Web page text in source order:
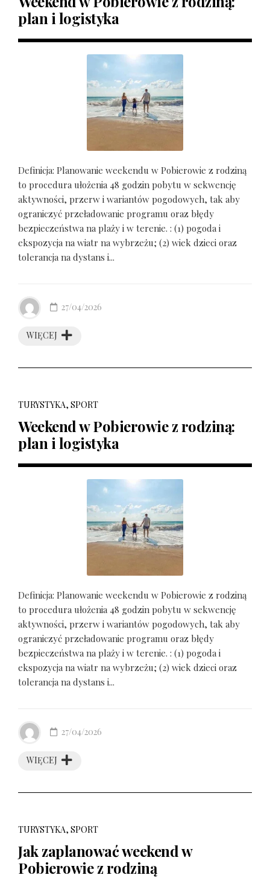
plan i logistyka
Definicja: Planowanie weekendu w Pobierowie z rodziną
to procedura ułożenia 48 godzin pobytu w sekwencję
aktywności, przerw i wariantów pogodowych, tak aby
ograniczyć przeładowanie programu oraz błędy
bezpieczeństwa na plaży i w terenie. : (1) pogoda i
ekspozycja na wiatr na wybrzeżu; (2) wiek dzieci oraz
tolerancja na dystans i...
WIĘCEJ
27/04/2026
TURYSTYKA, SPORT
Weekend w Pobierowie z rodziną:
plan i logistyka
Definicja: Planowanie weekendu w Pobierowie z rodziną
to procedura ułożenia 48 godzin pobytu w sekwencję
aktywności, przerw i wariantów pogodowych, tak aby
ograniczyć przeładowanie programu oraz błędy
bezpieczeństwa na plaży i w terenie. : (1) pogoda i
ekspozycja na wiatr na wybrzeżu; (2) wiek dzieci oraz
tolerancja na dystans i...
WIĘCEJ
27/04/2026
TURYSTYKA, SPORT
Jak zaplanować weekend w
Pobierowie z rodziną